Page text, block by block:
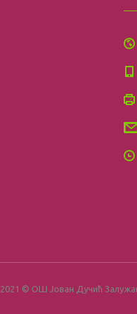
2021 © ОШ Јован Дучић